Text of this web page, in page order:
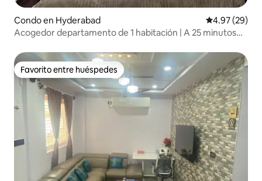
Condo en Hyderabad Calificación
4.97 (29)
Acogedor departamento de 1 habitación | A 25 minutos
Favorito entre huéspedes
Favorito entre huéspedes